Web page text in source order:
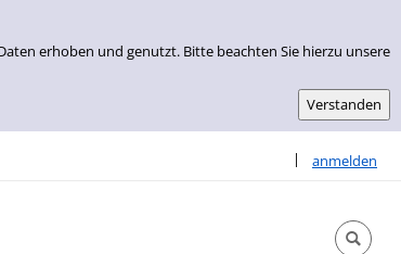
erhoben und genutzt. Bitte beachten Sie hierzu unsere
| anmelden
Sprache